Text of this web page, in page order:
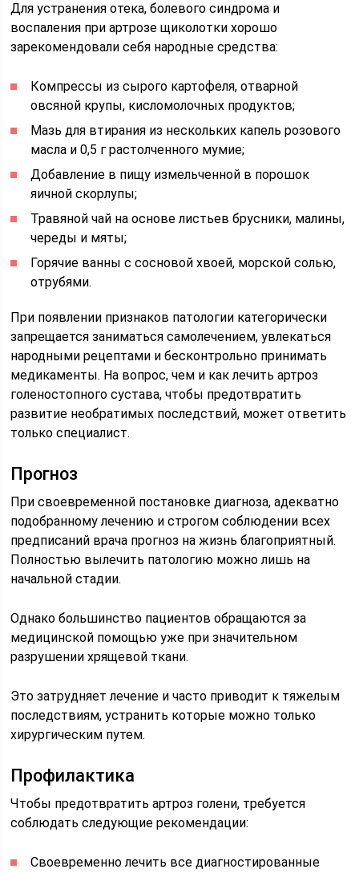
Для устранения отека, болевого синдрома и
воспаления при артрозе щиколотки хорошо
зарекомендовали себя народные средства:
Компрессы из сырого картофеля, отварной
овсяной крупы, кисломолочных продуктов;
Мазь для втирания из нескольких капель розового
масла и 0,5 г растолченного мумие;
Добавление в пищу измельченной в порошок
яичной скорлупы;
Травяной чай на основе листьев брусники, малины,
череды и мяты;
Горячие ванны с сосновой хвоей, морской солью,
отрубями.
При появлении признаков патологии категорически
запрещается заниматься самолечением, увлекаться
народными рецептами и бесконтрольно принимать
медикаменты. На вопрос, чем и как лечить артроз
голеностопного сустава, чтобы предотвратить
развитие необратимых последствий, может ответить
только специалист.
Прогноз
При своевременной постановке диагноза, адекватно
подобранному лечению и строгом соблюдении всех
предписаний врача прогноз на жизнь благоприятный.
Полностью вылечить патологию можно лишь на
начальной стадии.
Однако большинство пациентов обращаются за
медицинской помощью уже при значительном
разрушении хрящевой ткани.
Это затрудняет лечение и часто приводит к тяжелым
последствиям, устранить которые можно только
хирургическим путем.
Профилактика
Чтобы предотвратить артроз голени, требуется
соблюдать следующие рекомендации:
Своевременно лечить все диагностированные